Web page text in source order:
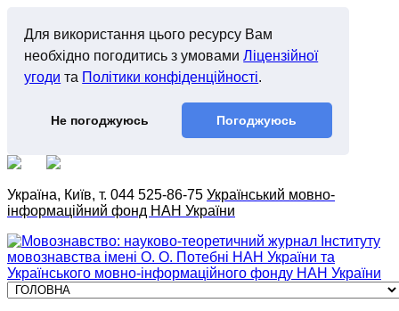
Для використання цього ресурсу Вам
необхідно погодитись з умовамиЛіцензійної
угоди та Політики конфіденційності.
Не погоджуюсь Погоджуюсь
Україна, Київ, т. 044 525-86-75 Український мовно-
інформаційний фонд НАН України